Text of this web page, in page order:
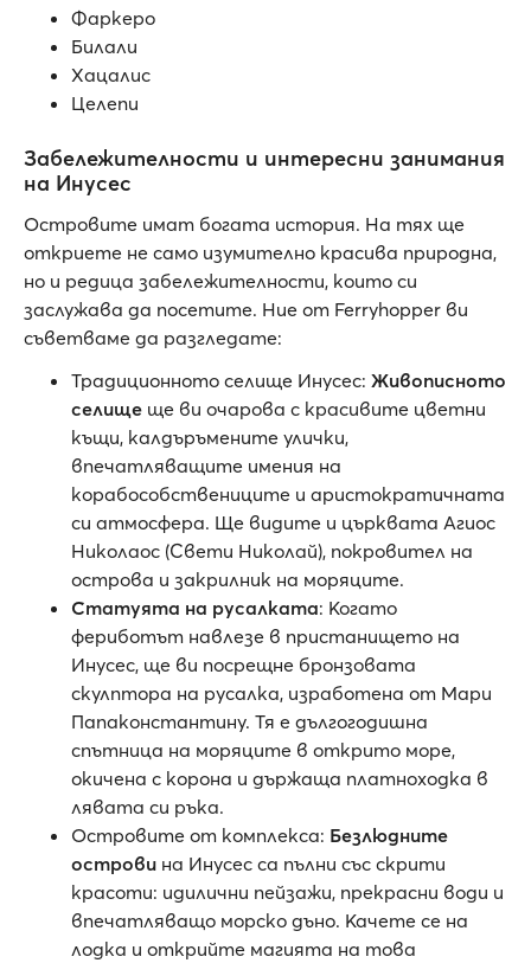
Фаркеро
Билали
Хацалис
Целепи
Забележителности и интересни занимания
на Инусес
Островите имат богата история. На тях ще
откриете не само изумително красива природна,
но и редица забележителности, които си
заслужава да посетите. Ние от Ferryhopper ви
съветваме да разгледате:
Традиционното селище Инусес: Живописното
селище ще ви очарова с красивите цветни
къщи, калдъръмените улички,
впечатляващите имения на
корабособствениците и аристократичната
си атмосфера. Ще видите и църквата Агиос
Николаос (Свети Николай), покровител на
острова и закрилник на моряците.
Статуята на русалката: Когато
фериботът навлезе в пристанището на
Инусес, ще ви посрещне бронзовата
скулптора на русалка, изработена от Мари
Папаконстантину. Тя е дългогодишна
спътница на моряците в открито море,
окичена с корона и държаща платноходка в
лявата си ръка.
Островите от комплекса: Безлюдните
острови на Инусес са пълни със скрити
красоти: идилични пейзажи, прекрасни води и
впечатляващо морско дъно. Качете се на
лодка и открийте магията на това